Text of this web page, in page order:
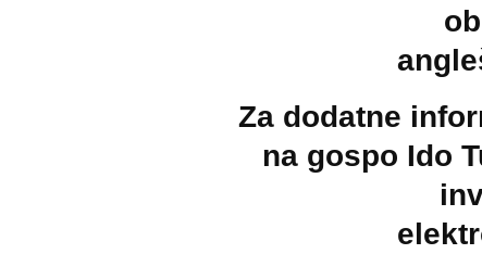
Za dodatne
na gospo Ido